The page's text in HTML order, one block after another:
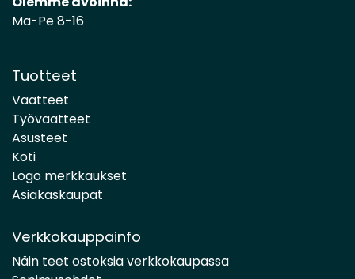
Ma-Pe 8-16
Tuotteet
Vaatteet
Työvaatteet
Asusteet
Koti
Logo merkkaukset
Asiakaskaupat
Verkkokauppainfo
Näin teet ostoksia verkkokaupassa